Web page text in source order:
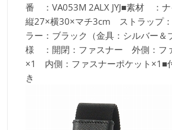
番 ：VA053M 2ALX JYJ■素材 ：ナ
縦27×横30×マチ3cm ストラップ
ラー：ブラック（金具：シルバー＆
様 ：開閉：ファスナー 外側：フ
×1 内側：ファスナーポケット
き